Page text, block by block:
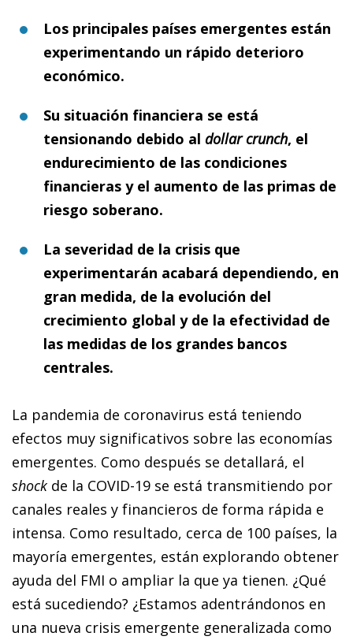
Los principales países emergentes están
experimentando un rápido deterioro
económico.
Su situación financiera se está
tensionando debido al dollarcrunch, el
endurecimiento de las condiciones
financieras y el aumento de las primas de
riesgo soberano.
La severidad de la crisis que
experimentarán acabará dependiendo, en
gran medida, de la evolución del
crecimiento global y de la efectividad de
las medidas de los grandes bancos
centrales.
La pandemia de coronavirus está teniendo
efectos muy significativos sobre las economías
emergentes. Como después se detallará, el
shock de la COVID-19 se está transmitiendo por
canales reales y financieros de forma rápida e
intensa. Como resultado, cerca de 100 países, la
mayoría emergentes, están explorando obtener
ayuda del FMI o ampliar la que ya tienen. ¿Qué
está sucediendo? ¿Estamos aden­­trán­­do­­nos en
una nueva crisis emergente generalizada como